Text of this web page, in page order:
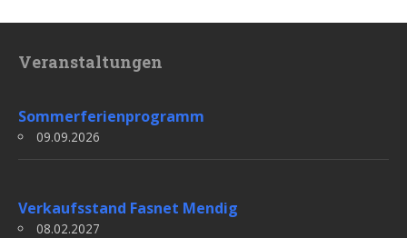
Veranstaltungen
Sommerferienprogramm
09.09.2026
Verkaufsstand Fasnet Mendig
08.02.2027